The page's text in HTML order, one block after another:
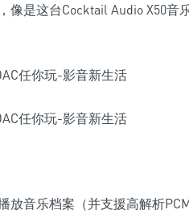
是这台Cocktail Audio X50音
音乐档案（并支援高解析